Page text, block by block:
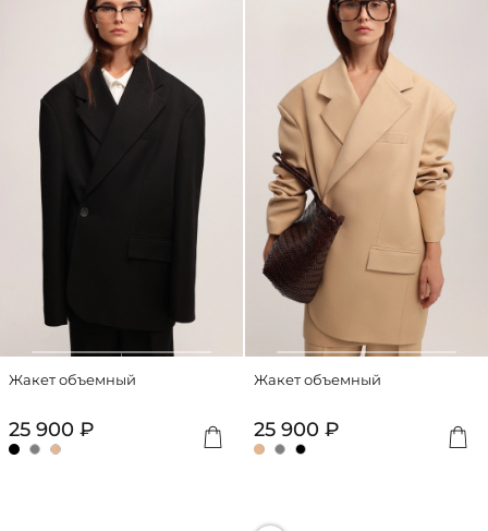
Жакет объемный
25 900 ₽
Жакет объемный
25 900 ₽